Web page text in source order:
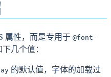
属性，而是专用于 @font-
几个值：
的默认值，字体的加载过